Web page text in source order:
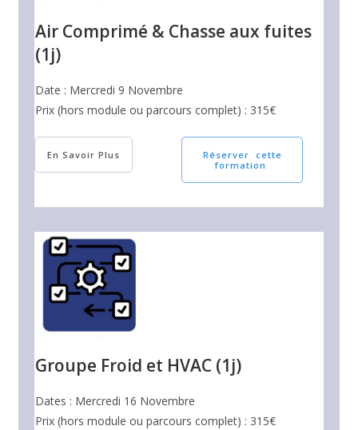
Air Comprimé & Chasse aux fuites
(1j)
Date : Mercredi 9 Novembre
Prix (hors module ou parcours complet) : 315€
En Savoir Plus
Réserver cette
formation
Groupe Froid et HVAC (1j)
Dates : Mercredi 16 Novembre
Prix (hors module ou parcours complet) : 315€